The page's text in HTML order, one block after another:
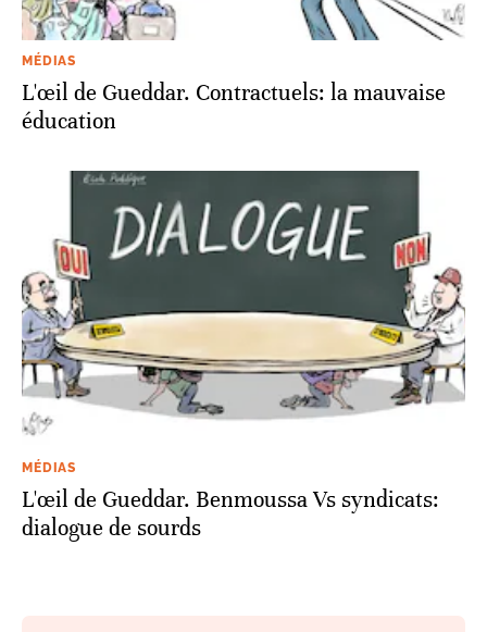
MÉDIAS
L'œil de Gueddar. Contractuels: la mauvaise
éducation
MÉDIAS
L'œil de Gueddar. Benmoussa Vs syndicats:
dialogue de sourds